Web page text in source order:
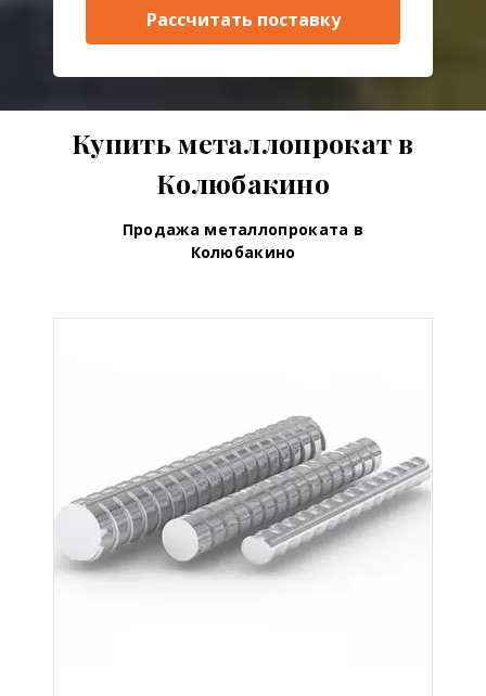
Рассчитать поставку
Купить металлопрокат в
Колюбакино
Продажа металлопроката в
Колюбакино